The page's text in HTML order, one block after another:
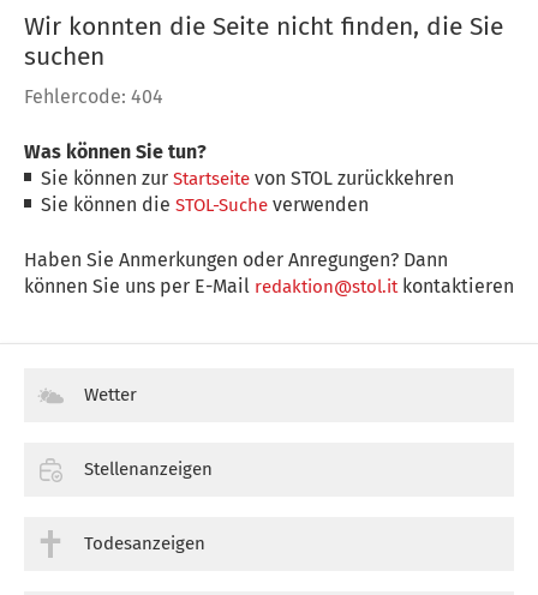
Wir konnten die Seite nicht finden, die Sie
suchen
Fehlercode: 404
Was können Sie tun?
Sie können zurStartseite von STOL zurückkehren
Sie können dieSTOL-Suche verwenden
Haben Sie Anmerkungen oder Anregungen? Dann
können Sie uns per E-Mail redaktion@stol.itkontaktieren
Wetter
Stellenanzeigen
Todesanzeigen